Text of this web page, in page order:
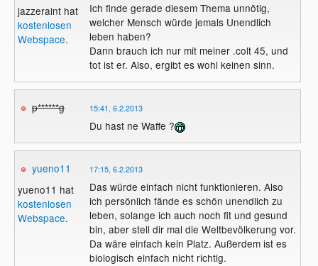
jazzeraint hat
kostenlosen
Webspace.
Ich finde gerade diesem Thema unnötig,
welcher Mensch würde jemals Unendlich
leben haben?
Dann brauch ich nur mit meiner .colt 45, und
tot ist er. Also, ergibt es wohl keinen sinn.
p******g 15:41, 6.2.2013
Du hast ne Waffe ?
yueno11
yueno11 hat
kostenlosen
Webspace.
17:15, 6.2.2013
Das würde einfach nicht funktionieren. Also
ich persönlich fände es schön unendlich zu
leben, solange ich auch noch fit und gesund
bin, aber stell dir mal die Weltbevölkerung vor.
Da wäre einfach kein Platz. Außerdem ist es
biologisch einfach nicht richtig.